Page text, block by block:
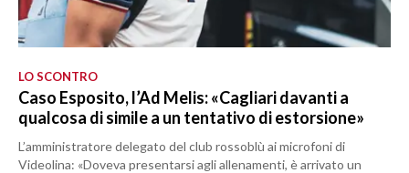
LO SCONTRO
Caso Esposito, l’Ad Melis: «Cagliari davanti a
qualcosa di simile a un tentativo di estorsione»
L’amministratore delegato del club rossoblù ai microfoni di
Videolina: «Doveva presentarsi agli allenamenti, è arrivato un